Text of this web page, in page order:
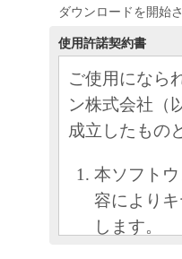
ダウンロードを開始
使用許諾契約書
ご使用になら
ン株式会社（
成立したもの
本ソフト
容により
します。